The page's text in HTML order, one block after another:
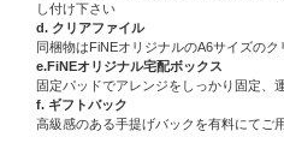
し付け下さい
d. クリアファイル
同梱物はFiNEオリジナルのA6サイズの
e.FiNEオリジナル宅配ボックス
固定パッドでアレンジをしっかり固定、
f. ギフトバック
高級感のある手提げバックを有料にてご